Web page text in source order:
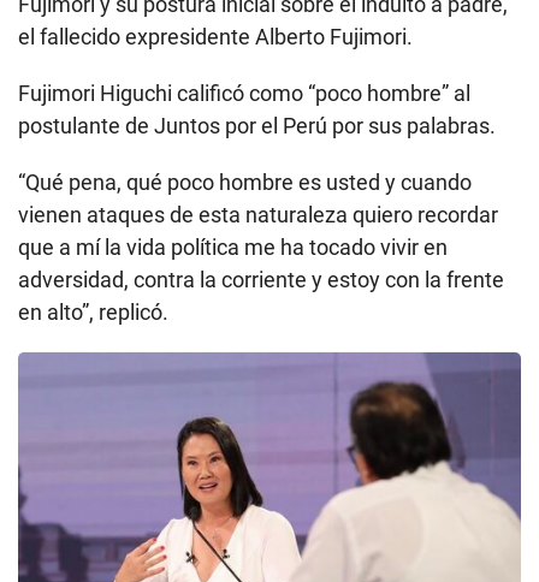
el fallecido expresidente Alberto Fujimori.
Fujimori Higuchi calificó como “poco hombre” al
postulante de Juntos por el Perú por sus palabras.
“Qué pena, qué poco hombre es usted y cuando
vienen ataques de esta naturaleza quiero recordar
que a mí la vida política me ha tocado vivir en
adversidad, contra la corriente y estoy con la frente
en alto”, replicó.